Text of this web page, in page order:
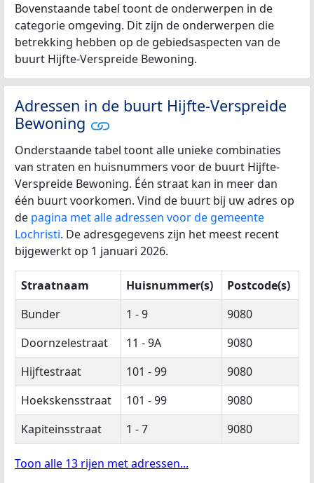
Bovenstaande tabel toont de onderwerpen in de
categorie omgeving. Dit zijn de onderwerpen die
betrekking hebben op de gebiedsaspecten van de
buurt Hijfte-Verspreide Bewoning.
Adressen in de buurt Hijfte-Verspreide
Bewoning
Onderstaande tabel toont alle unieke combinaties
van straten en huisnummers voor de buurt Hijfte-
Verspreide Bewoning. Één straat kan in meer dan
één buurt voorkomen. Vind de buurt bij uw adres op
de pagina met alle adressen voor de gemeente
Lochristi. De adresgegevens zijn het meest recent
bijgewerkt op 1 januari 2026.
Straatnaam Huisnummer(s)
Postcode(s)
Bunder
1 - 9
9080
Doornzelestraat
11 - 9A
9080
Hijftestraat
101 - 99
9080
Hoekskensstraat
101 - 99
9080
Kapiteinsstraat
1 - 7 9080
Toon alle 13 rijen met adressen...